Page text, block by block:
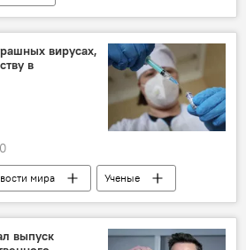
WhatsApp
безопасность
ПО Вирус
вирусах,
в
мира
Ученые
Вирус
вечная мерзлота
выпуск